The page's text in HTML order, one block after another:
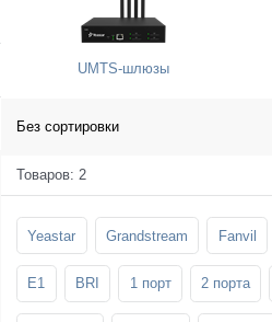
UMTS-шлюзы
Без сортировки
Товаров: 2
Yeastar Grandstream Fanvil
E1 BRI 1 порт 2 порта
Стойки и крепления для
телевизоров
Шахтные телефоны
SFP-модули
3G/4G LTE и ADSL модемы
Мобильные телефоны